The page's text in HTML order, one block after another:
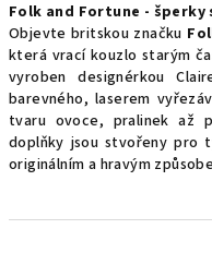
Folk and Fortune -
Objevte britskou značku
která vrací kouzlo starým
vyroben designérkou
barevného, laserem
tvaru ovoce, pralinek až
doplňky jsou stvořeny pro
originálním a hravým